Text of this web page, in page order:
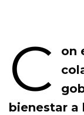
C
on
bienestar a